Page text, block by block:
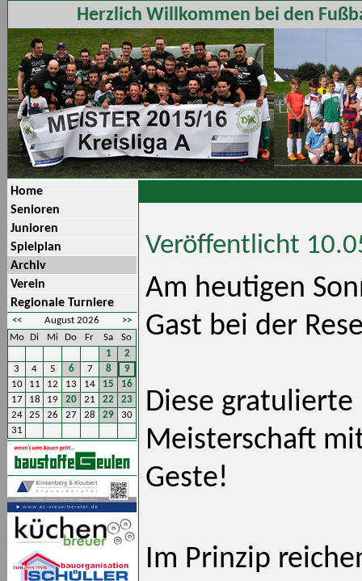
Herzlich Willkommen bei den
Home
Senioren
Junioren
Spielplan
Archiv
Verein
Regionale Turniere
<< >>
August 2026
Mo Di Mi Do Fr Sa
So
1
2
3
4 5 6 7 8
9
10
11 12 13 14 15
16
17
18 19 20 21 22
23
24
25 26 27 28 29
30
31
Veröffentlicht
Am heutigen
Gast bei der
Diese
Meisterschaft
Geste!
Im Prinzip